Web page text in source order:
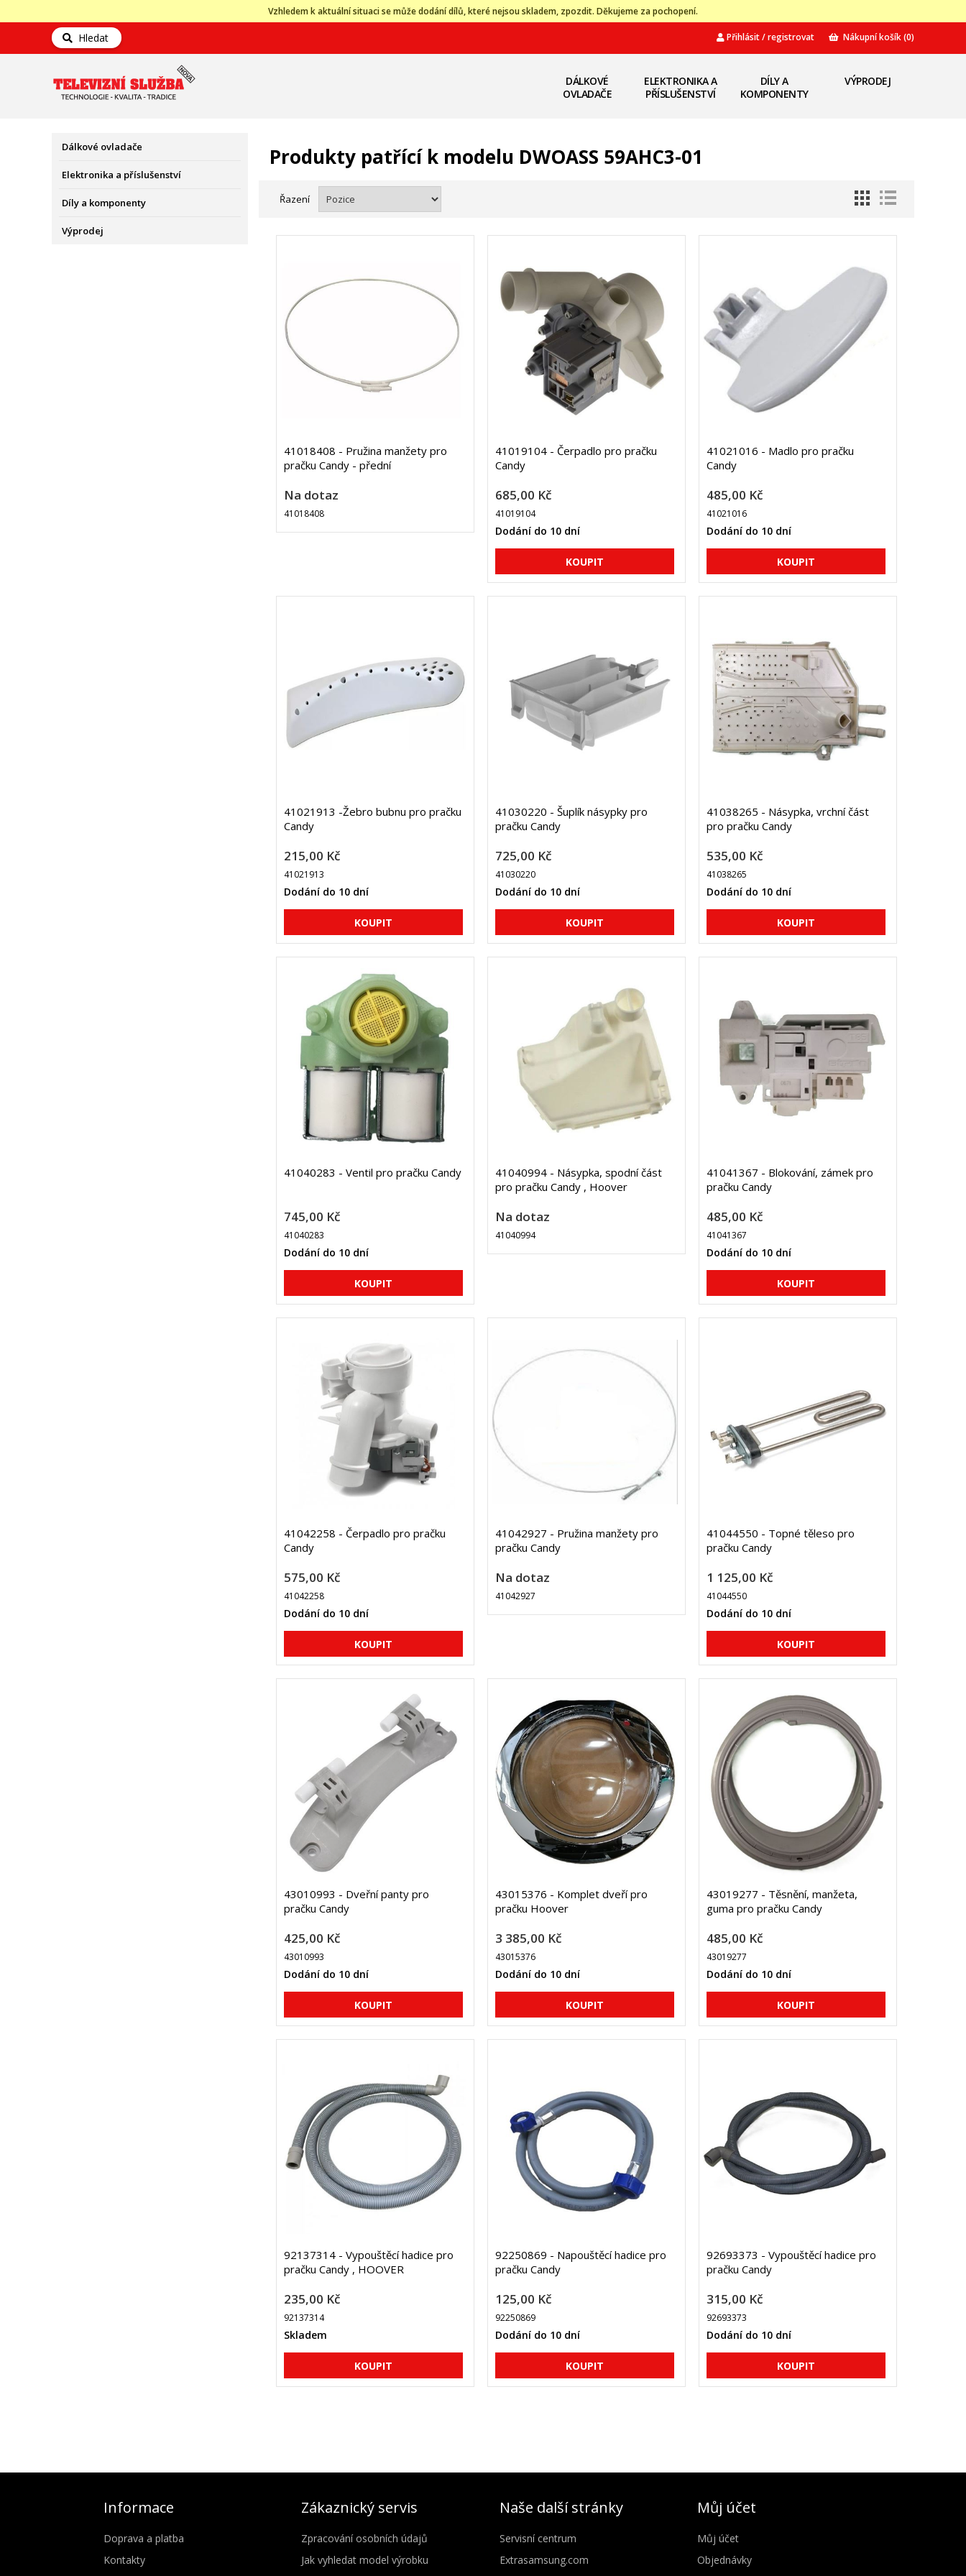
Vzhledem k aktuální situaci se může dodání dílů, které nejsou skladem, zpozdit. Děkujeme za pochopení.
Hledat Přihlásit / registrovat Nákupní košík(0)
DÁLKOVÉ
OVLADAČE
ELEKTRONIKA A
PŘÍSLUŠENSTVÍ
DÍLY A
KOMPONENTY
VÝPRODEJ
Dálkové ovladače
Elektronika a příslušenství
Díly a komponenty
Výprodej
Produkty patřící k modelu DWOASS 59AHC3-01
Řazení
41018408 - Pružina manžety pro
pračku Candy - přední
Na dotaz
41018408
41019104 - Čerpadlo pro pračku
Candy
685,00 Kč
41019104
Dodání do 10 dní
41021016 - Madlo pro pračku
Candy
485,00 Kč
41021016
Dodání do 10 dní
41021913 -Žebro bubnu pro pračku
Candy
215,00 Kč
41021913
Dodání do 10 dní
41030220 - Šuplík násypky pro
pračku Candy
725,00 Kč
41030220
Dodání do 10 dní
41038265 - Násypka, vrchní část
pro pračku Candy
535,00 Kč
41038265
Dodání do 10 dní
41040283 - Ventil pro pračku Candy
745,00 Kč
41040283
Dodání do 10 dní
41040994 - Násypka, spodní část
pro pračku Candy , Hoover
Na dotaz
41040994
41041367 - Blokování, zámek pro
pračku Candy
485,00 Kč
41041367
Dodání do 10 dní
41042258 - Čerpadlo pro pračku
Candy
575,00 Kč
41042258
Dodání do 10 dní
41042927 - Pružina manžety pro
pračku Candy
Na dotaz
41042927
41044550 - Topné těleso pro
pračku Candy
1 125,00 Kč
41044550
Dodání do 10 dní
43010993 - Dveřní panty pro
pračku Candy
425,00 Kč
43010993
Dodání do 10 dní
43015376 - Komplet dveří pro
pračku Hoover
3 385,00 Kč
43015376
Dodání do 10 dní
43019277 - Těsnění, manžeta,
guma pro pračku Candy
485,00 Kč
43019277
Dodání do 10 dní
92137314 - Vypouštěcí hadice pro
pračku Candy , HOOVER
235,00 Kč
92137314
Skladem
92250869 - Napouštěcí hadice pro
pračku Candy
125,00 Kč
92250869
Dodání do 10 dní
92693373 - Vypouštěcí hadice pro
pračku Candy
315,00 Kč
92693373
Dodání do 10 dní
Informace
Doprava a platba
Kontakty
Zákaznický servis
Zpracování osobních údajů
Jak vyhledat model výrobku
Naše další stránky
Servisní centrum
Extrasamsung.com
Můj účet
Můj účet
Objednávky